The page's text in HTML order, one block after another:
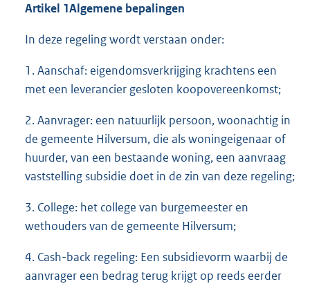
Artikel 1Algemene bepalingen
In deze regeling wordt verstaan onder:
1. Aanschaf: eigendomsverkrijging krachtens een
met een leverancier gesloten koopovereenkomst;
2. Aanvrager: een natuurlijk persoon, woonachtig in
de gemeente Hilversum, die als woningeigenaar of
huurder, van een bestaande woning, een aanvraag
vaststelling subsidie doet in de zin van deze regeling;
3. College: het college van burgemeester en
wethouders van de gemeente Hilversum;
4. Cash-back regeling: Een subsidievorm waarbij de
aanvrager een bedrag terug krijgt op reeds eerder